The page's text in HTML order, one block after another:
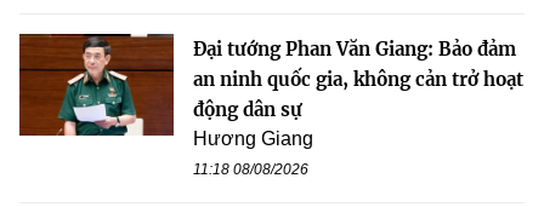
Đại tướng Phan Văn Giang: Bảo đảm
an ninh quốc gia, không cản trở hoạt
động dân sự
Hương Giang
11:18 08/08/2026